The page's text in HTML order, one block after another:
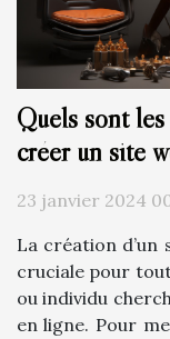
Quels sont
créer un site
23 janvier 2024
La création
cruciale pour
ou individu
en ligne. Pour